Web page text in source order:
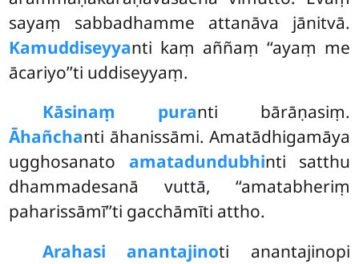
sayaṃ sabbadhamme attanāva jānitvā.
Kamuddiseyyanti kaṃ aññaṃ ‘‘ayaṃ me
ācariyo’’ti uddiseyyaṃ.
Kāsinaṃ puranti bārāṇasiṃ.
Āhañchanti āhanissāmi. Amatādhigamāya
ugghosanato amatadundubhinti satthu
dhammadesanā vuttā, ‘‘amatabheriṃ
paharissāmī’’ti gacchāmīti attho.
Arahasi anantajinoti anantajinopi